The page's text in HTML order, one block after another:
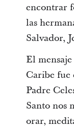
encontrar
las
Salvador,
El
Caribe fue
Padre
Santo nos
orar,